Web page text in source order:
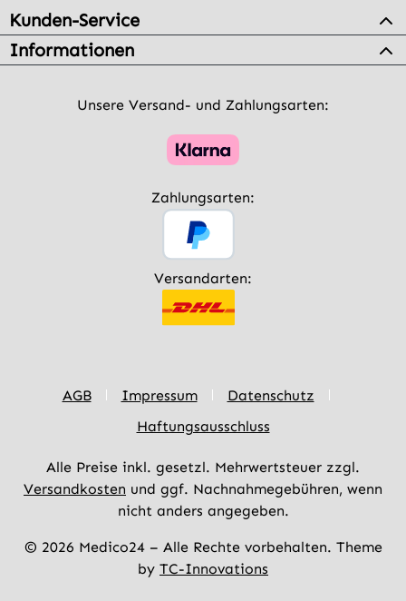
Kunden-Service
Informationen
Unsere Versand- und Zahlungsarten:
Zahlungsarten:
Versandarten:
AGB Impressum
Datenschutz
Haftungsausschluss
Alle Preise inkl. gesetzl. Mehrwertsteuer zzgl.
Versandkosten und ggf. Nachnahmegebühren, wenn
nicht anders angegeben.
© 2026 Medico24 – Alle Rechte vorbehalten. Theme
by TC-Innovations